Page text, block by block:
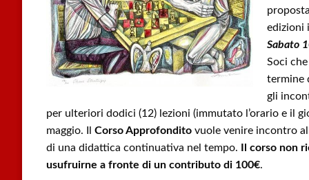
edizioni
Sabato
Soci
termine
gli
per ulteriori dodici (12) lezioni (immutato l’orario e il
maggio. Il Corso Approfondito vuole venire incontro
di una didattica continuativa nel tempo.
Il corso non
usufruirne a fronte di un contributo di 100€.